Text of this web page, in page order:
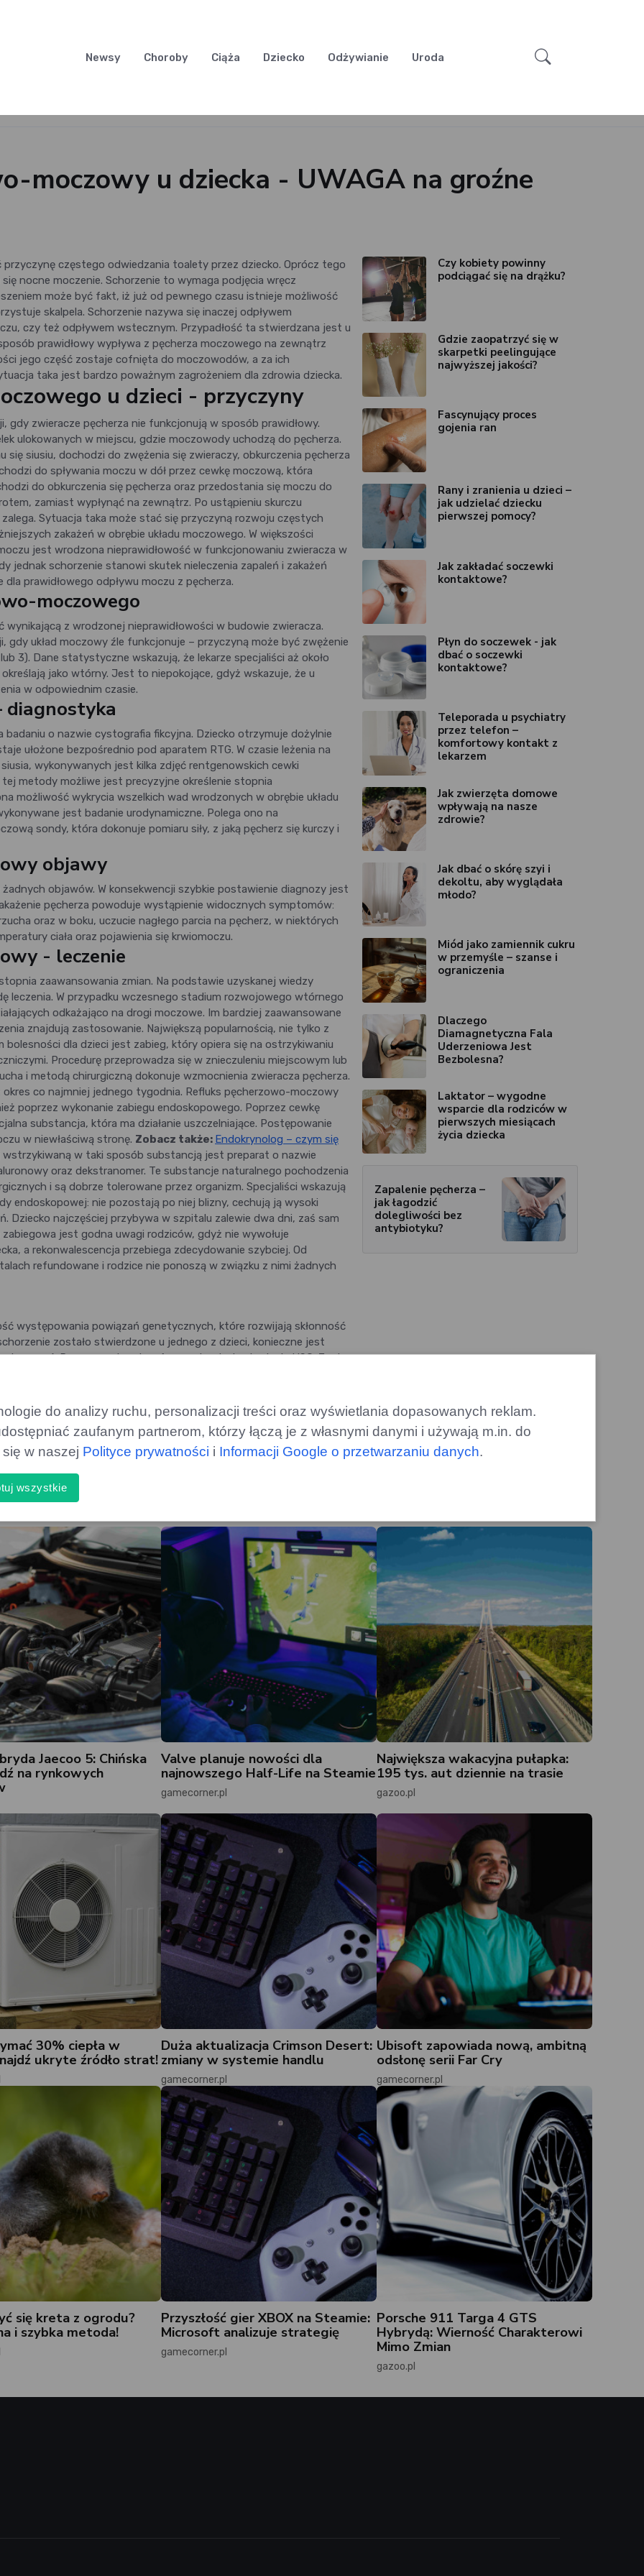
Newsy Choroby Ciąża Dziecko Odżywianie Uroda
moczowy u dziecka - UWAGA na groźne
częstego odwiedzania toalety przez dziecko. Oprócz tego
nocne moczenie. Schorzenie to wymaga podjęcia wręcz
może być fakt, iż już od pewnego czasu istnieje możliwość
skalpela. Schorzenie nazywa się inaczej odpływem
czy też odpływem wstecznym. Przypadłość ta stwierdzana jest u
prawidłowy wypływa z pęcherza moczowego na zewnątrz
jego część zostaje cofnięta do moczowodów, a za ich
taka jest bardzo poważnym zagrożeniem dla zdrowia dziecka.
u dzieci - przyczyny
gdy zwieracze pęcherza nie funkcjonują w sposób prawidłowy.
ulokowanych w miejscu, gdzie moczowody uchodzą do pęcherza.
się siusiu, dochodzi do zwężenia się zwieraczy, obkurczenia pęcherza
do spływania moczu w dół przez cewkę moczową, która
do obkurczenia się pęcherza oraz przedostania się moczu do
zamiast wypłynąć na zewnątrz. Po ustąpieniu skurczu
Sytuacja taka może stać się przyczyną rozwoju częstych
zakażeń w obrębie układu moczowego. W większości
jest wrodzona nieprawidłowość w funkcjonowaniu zwieracza w
jednak schorzenie stanowi skutek nieleczenia zapaleń i zakażeń
prawidłowego odpływu moczu z pęcherza.
moczowego
wynikającą z wrodzonej nieprawidłowości w budowie zwieracza.
układ moczowy źle funkcjonuje – przyczyną może być zwężenie
3). Dane statystyczne wskazują, że lekarze specjaliści aż około
jako wtórny. Jest to niepokojące, gdyż wskazuje, że u
w odpowiednim czasie.
diagnostyka
badaniu o nazwie cystografia fikcyjna. Dziecko otrzymuje dożylnie
ułożone bezpośrednio pod aparatem RTG. W czasie leżenia na
wykonywanych jest kilka zdjęć rentgenowskich cewki
metody możliwe jest precyzyjne określenie stopnia
możliwość wykrycia wszelkich wad wrodzonych w obrębie układu
jest badanie urodynamiczne. Polega ono na
sondy, która dokonuje pomiaru siły, z jaką pęcherz się kurczy i
objawy
objawów. W konsekwencji szybkie postawienie diagnozy jest
pęcherza powoduje wystąpienie widocznych symptomów:
oraz w boku, uczucie nagłego parcia na pęcherz, w niektórych
ciała oraz pojawienia się krwiomoczu.
- leczenie
zaawansowania zmian. Na podstawie uzyskanej wiedzy
leczenia. W przypadku wczesnego stadium rozwojowego wtórnego
odkażająco na drogi moczowe. Im bardziej zaawansowane
znajdują zastosowanie. Największą popularnością, nie tylko z
dla dzieci jest zabieg, który opiera się na ostrzykiwaniu
Procedurę przeprowadza się w znieczuleniu miejscowym lub
i metodą chirurgiczną dokonuje wzmocnienia zwieracza pęcherza.
co najmniej jednego tygodnia. Refluks pęcherzowo-moczowy
poprzez wykonanie zabiegu endoskopowego. Poprzez cewkę
substancja, która ma działanie uszczelniające. Postępowanie
w niewłaściwą stronę. Zobacz także: Endokrynolog – czym się
wstrzykiwaną w taki sposób substancją jest preparat o nazwie
oraz dekstranomer. Te substancje naturalnego pochodzenia
i są dobrze tolerowane przez organizm. Specjaliści wskazują
endoskopowej: nie pozostają po niej blizny, cechują ją wysoki
Dziecko najczęściej przybywa w szpitalu zalewie dwa dni, zaś sam
jest godna uwagi rodziców, gdyż nie wywołuje
a rekonwalescencja przebiega zdecydowanie szybciej. Od
refundowane i rodzice nie ponoszą w związku z nimi żadnych
występowania powiązań genetycznych, które rozwijają skłonność
zostało stwierdzone u jednego z dzieci, konieczne jest
Przeprowadza się wówczas kontrolne badanie USG. Jest
lub nieprawidłowe leczenie może doprowadzić w konsekwencji
nerek, a w takiej sytuacji jedynym ratunkiem będzie już
moczowego – opis i przebieg badania
Czy kobiety powinny
podciągać się na drążku?
Gdzie zaopatrzyć się w
skarpetki peelingujące
najwyższej jakości?
Fascynujący proces
gojenia ran
Rany i zranienia u dzieci –
jak udzielać dziecku
pierwszej pomocy?
Jak zakładać soczewki
kontaktowe?
Płyn do soczewek - jak
dbać o soczewki
kontaktowe?
Teleporada u psychiatry
przez telefon –
komfortowy kontakt z
lekarzem
Jak zwierzęta domowe
wpływają na nasze
zdrowie?
Jak dbać o skórę szyi i
dekoltu, aby wyglądała
młodo?
Miód jako zamiennik cukru
w przemyśle – szanse i
ograniczenia
Dlaczego
Diamagnetyczna Fala
Uderzeniowa Jest
Bezbolesna?
Laktator – wygodne
wsparcie dla rodziców w
pierwszych miesiącach
życia dziecka
Zapalenie pęcherza –
jak łagodzić
dolegliwości bez
antybiotyku?
Jaecoo 5: Chińska
na rynkowych
Valve planuje nowości dla
najnowszego Half-Life na Steamie
gamecorner.pl
Największa wakacyjna pułapka:
195 tys. aut dziennie na trasie
gazoo.pl
30% ciepła w
ukryte źródło strat!
Duża aktualizacja Crimson Desert:
zmiany w systemie handlu
gamecorner.pl
Ubisoft zapowiada nową, ambitną
odsłonę serii Far Cry
gamecorner.pl
się kreta z ogrodu?
i szybka metoda!
Przyszłość gier XBOX na Steamie:
Microsoft analizuje strategię
gamecorner.pl
Porsche 911 Targa 4 GTS
Hybrydą: Wierność Charakterowi
Mimo Zmian
gazoo.pl
do analizy ruchu, personalizacji treści oraz wyświetlania dopasowanych reklam.
zaufanym partnerom, którzy łączą je z własnymi danymi i używają m.in. do
w naszej Polityce prywatności i Informacji Google o przetwarzaniu danych.
wszystkie